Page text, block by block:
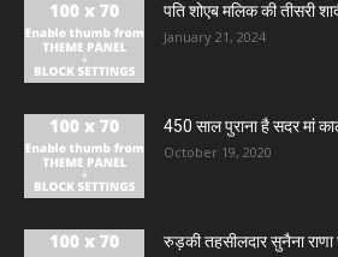
पति शोएब मलिक की तीसरी
January 21, 2024
450 साल पुराना है सदर मां
October 19, 2020
रुड़की तहसीलदार सुनैना